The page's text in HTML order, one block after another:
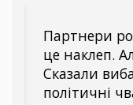
Партнери
це наклеп.
Сказали
політичні